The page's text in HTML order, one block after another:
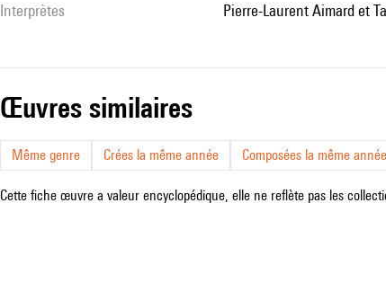
interprètes Pierre-Laurent Aimard et
œuvres similaires
Même genre Crées la même année Composées la même année
Cette fiche œuvre a valeur encyclopédique, elle ne reflète pas les